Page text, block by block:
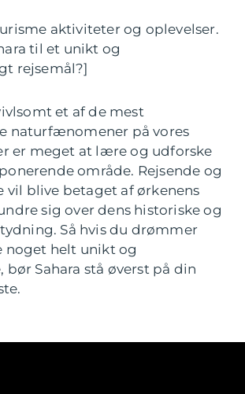
aktiviteter og oplevelser.
til et unikt og
rejsemål?]
et af de mest
naturfænomener på vores
er meget at lære og udforske
område. Rejsende og
vil blive betaget af ørkenens
sig over dens historiske og
Så hvis du drømmer
noget helt unikt og
Sahara stå øverst på din